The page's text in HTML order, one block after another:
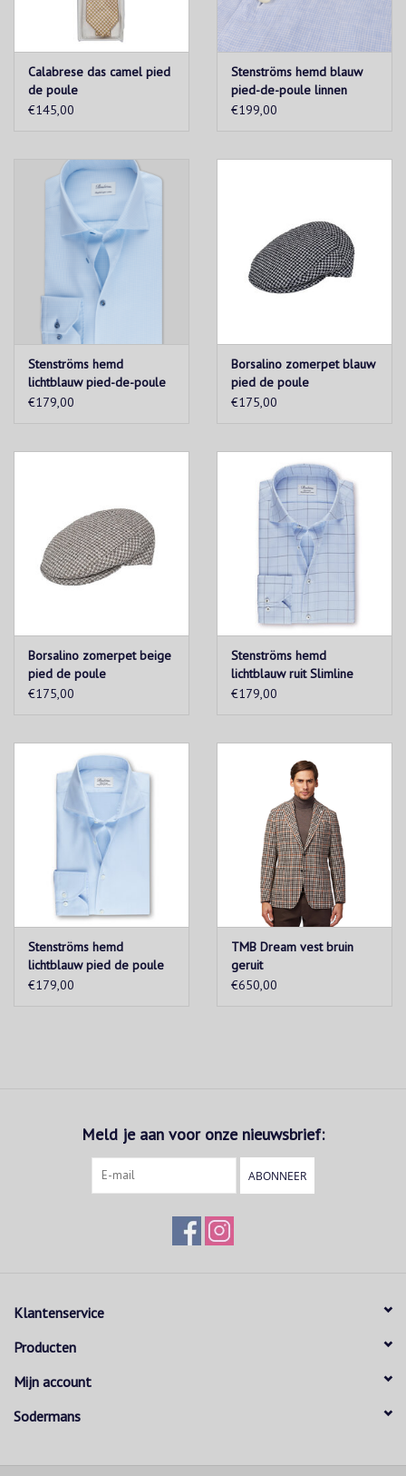
Calabrese das camel pied
de poule
€145,00
Stenströms hemd blauw
pied-de-poule linnen
Fitted body
€199,00
Stenströms hemd
lichtblauw pied-de-poule
Fitted body
€179,00
Borsalino zomerpet blauw
pied de poule
€175,00
Borsalino zomerpet beige
pied de poule
€175,00
Stenströms hemd
lichtblauw ruit Slimline
€179,00
Stenströms hemd
lichtblauw pied de poule
Slimline
€179,00
TMB Dream vest bruin
geruit
€650,00
Meld je aan voor onze nieuwsbrief:
ABONNEER
Klantenservice
Producten
Mijn account
Sodermans